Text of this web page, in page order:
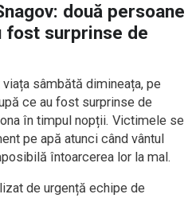
două persoane
fost surprinse de
sâmbătă dimineața, pe
ce au fost surprinse de
în timpul nopții. Victimele se
pe apă atunci când vântul
întoarcerea lor la mal.
de urgență echipe de